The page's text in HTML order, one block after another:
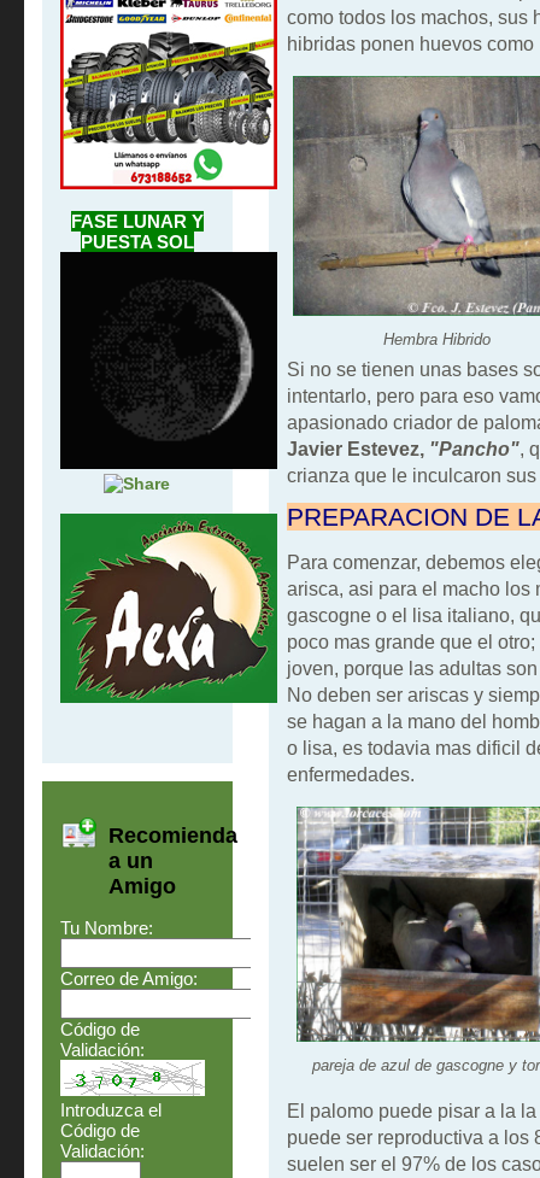
FASE LUNAR Y
PUESTA SOL
Recomienda
a un
Amigo
Tu Nombre:
Correo de Amigo:
Código de
Validación:
Introduzca el
Código de
Validación:
como todos los machos, sus
hibridas ponen huevos
Hembra Hibrido
Si no se tienen unas bases
intentarlo, pero para eso
apasionado criador de
Javier Estevez, "Pancho",
crianza que le inculcaron
PREPARACION DE
Para comenzar, debemos
arisca, asi para el macho los
gascogne o el lisa italiano,
poco mas grande que el
joven, porque las adultas
No deben ser ariscas y
se hagan a la mano del
o lisa, es todavia mas dificil
enfermedades.
pareja de azul de gascogne y
El palomo puede pisar a la
puede ser reproductiva a los
suelen ser el 97% de los